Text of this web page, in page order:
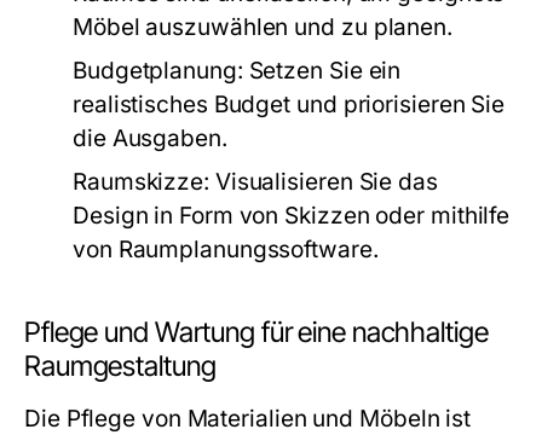
Möbel auszuwählen und zu planen.
Budgetplanung: Setzen Sie ein
realistisches Budget und priorisieren Sie
die Ausgaben.
Raumskizze: Visualisieren Sie das
Design in Form von Skizzen oder mithilfe
von Raumplanungssoftware.
Pflege und Wartung für eine nachhaltige
Raumgestaltung
Die Pflege von Materialien und Möbeln ist